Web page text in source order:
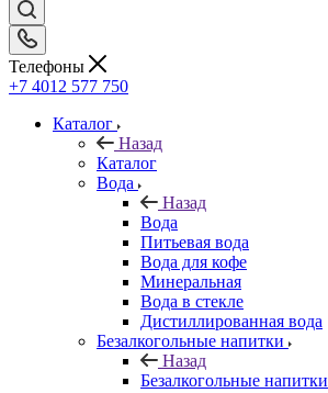
Телефоны
+7 4012 577 750
Каталог
Назад
Каталог
Вода
Назад
Вода
Питьевая вода
Вода для кофе
Минеральная
Вода в стекле
Дистиллированная вода
Безалкогольные напитки
Назад
Безалкогольные напитки